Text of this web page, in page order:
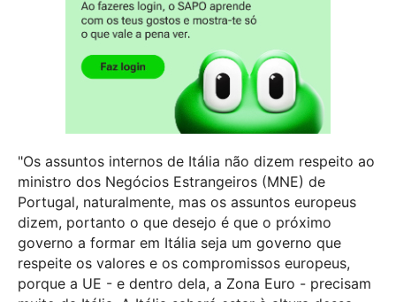
"Os assuntos internos de Itália não dizem respeito ao
ministro dos Negócios Estrangeiros (MNE) de
Portugal, naturalmente, mas os assuntos europeus
dizem, portanto o que desejo é que o próximo
governo a formar em Itália seja um governo que
respeite os valores e os compromissos europeus,
porque a UE - e dentro dela, a Zona Euro - precisam